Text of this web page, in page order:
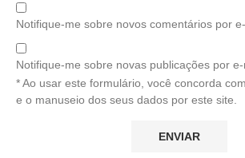
Notifique-me sobre novos comentários por
Notifique-me sobre novas publicações por e-
* Ao usar este formulário, você concorda
e o manuseio dos seus dados por este site.